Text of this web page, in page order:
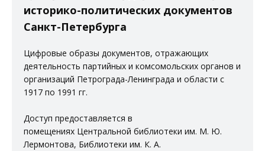
историко-политических документов
Санкт-Петербурга
Цифровые образы документов, отражающих
деятельность партийных и комсомольских органов и
организаций Петрограда-Ленинграда и области с
1917 по 1991 гг.
Доступ предоставляется в
помещениях Центральной библиотеки им. М. Ю.
Лермонтова, Библиотеки им. К. А.